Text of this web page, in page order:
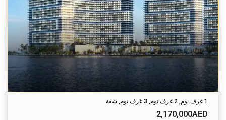
1 غرف نوم, 2 غرف نوم, 3 غرف نوم, شقة
2,170,000AED